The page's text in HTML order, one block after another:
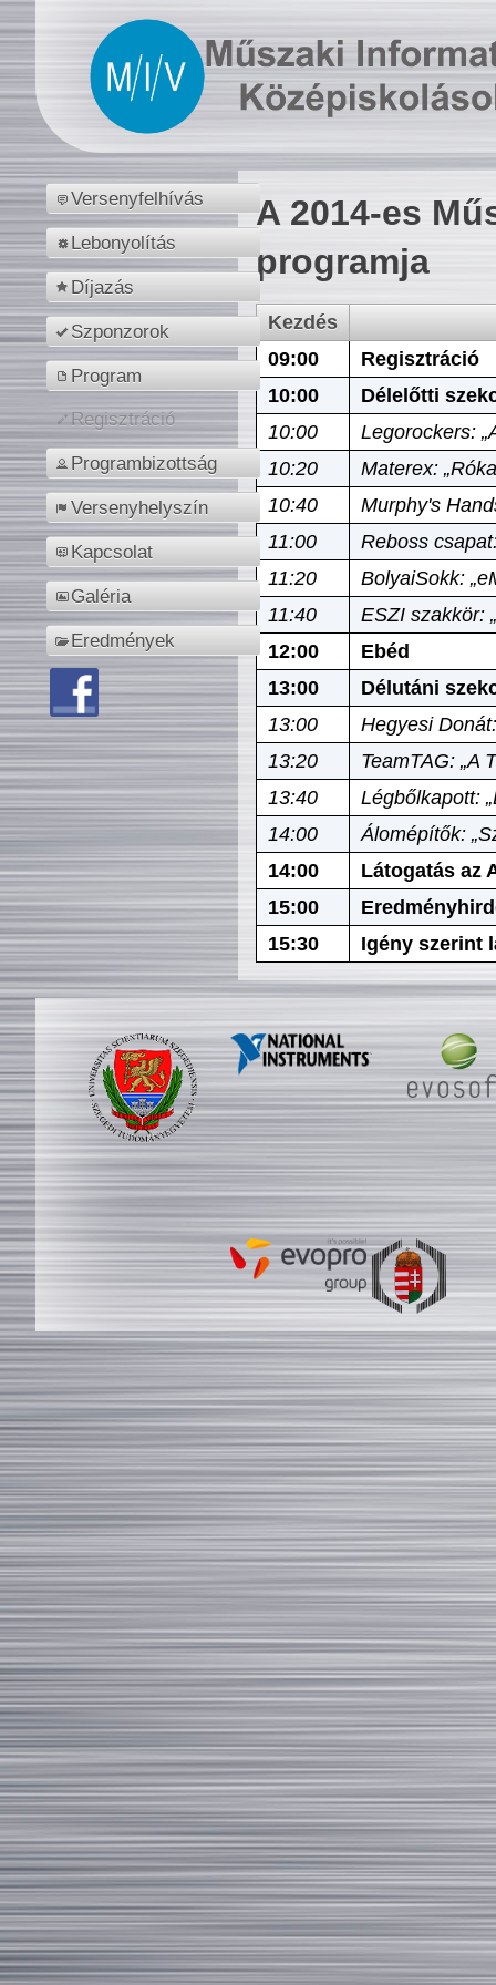
Versenyfelhívás
Lebonyolítás
Díjazás
Szponzorok
Program
Regisztráció
Programbizottság
Versenyhelyszín
Kapcsolat
Galéria
Eredmények
A 2014-es
programja
Kezdés
09:00
Regisztráció
10:00
Délelőtti
10:00
Legorockers:
10:20
Materex:
10:40
Murphy's
11:00
Reboss
11:20
BolyaiSokk:
11:40
ESZI szakkör:
12:00
Ebéd
13:00
Délutáni
13:00
Hegyesi
13:20
TeamTAG: „A
13:40
Légbőlkapott:
14:00
Álomépítők:
14:00
Látogatás az
15:00
15:30
Igény szerint